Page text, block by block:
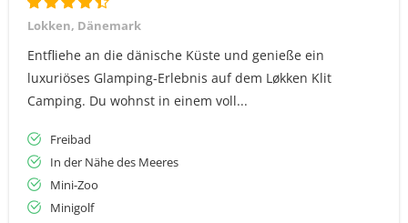
Lokken, Dänemark
Entfliehe an die dänische Küste und genieße ein
luxuriöses Glamping-Erlebnis auf dem Løkken Klit
Camping. Du wohnst in einem voll...
Freibad
In der Nähe des Meeres
Mini-Zoo
Minigolf